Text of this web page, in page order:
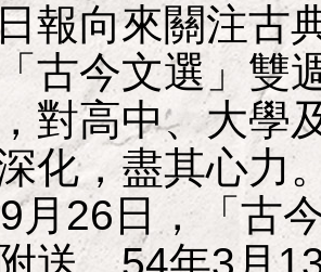
向來關注古
古今文選」雙
對高中、大學
化，盡其心力
26日，「古